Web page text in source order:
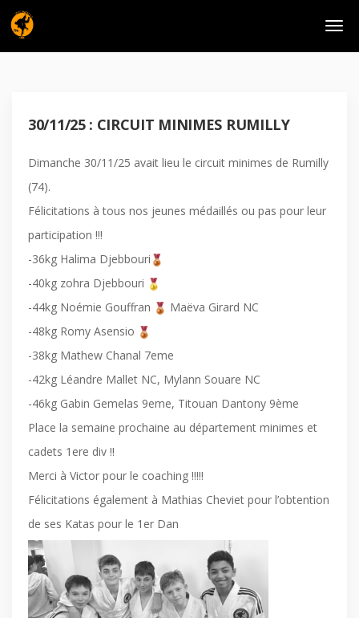
30/11/25 : CIRCUIT MINIMES RUMILLY
Dimanche 30/11/25 avait lieu le circuit minimes de Rumilly
(74).
Félicitations à tous nos jeunes médaillés ou pas pour leur
participation !!!
-36kg Halima Djebbouri
-40kg zohra Djebbouri
-44kg Noémie Gouffran
Maëva Girard NC
-48kg Romy Asensio
-38kg Mathew Chanal 7eme
-42kg Léandre Mallet NC, Mylann Souare NC
-46kg Gabin Gemelas 9eme, Titouan Dantony 9ème
Place la semaine prochaine au département minimes et
cadets 1ere div !!
Merci à Victor pour le coaching !!!!!
Félicitations également à Mathias Cheviet pour l’obtention
de ses Katas pour le 1er Dan